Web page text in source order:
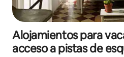
Alojamientos para
acceso a pistas de